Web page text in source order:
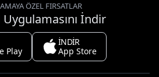
ÖZEL FIRSATLAR
İndir
Play
İNDİR
App Store